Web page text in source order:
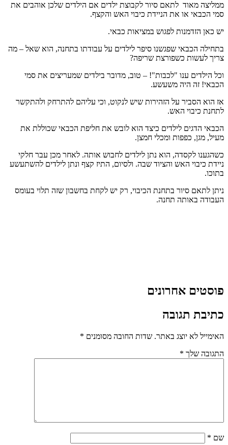
ממליצה מאוד לתאם סיור לקבוצת ילדים אם הילדים שלכן אוהבים את
סמי הכבאי או את הניידת כיבוי האש והקצף.
יש כאן הזדמנות לפגוש במציאות כבאי.
בתחילה הכבאי שפגשנו סיפר לילדים על עבודתו בתחנה, הוא שאל – מה
צריך לעשות כשפורצת שריפה?
וכל הילדים ענו "לכבות"! – טוב, מדובר בילדים שמעריצים את סמי
הכבאי! זה היה משעשע.
אז הוא הסביר על הזהירות שיש לנקוט, וכי עליהם להתרחק ולהתקשר
לתחנת כיבוי האש.
הכבאי הדגים לילדים כיצד הוא לובש את חליפת הכבאי שכוללת את
מעיל, מגן, כפפות ומכלי חמצן.
כשהגענו לקסדה, הוא נתן לילדים לחבוש אותה. לאחר מכן עבר חלקי
ניידת כיבוי האש והציוד שבה. ולסיום, התיז קצף ונתן לילדים להשתעשע
בתוכו.
ניתן לתאם סיור בתחנת הכיבוי, רק יש לקחת בחשבון שזה תלוי בעומס
העבודה באותה תחנה.
פוסטים אחרונים
כתיבת תגובה
האימייל לא יוצג באתר. שדות החובה מסומנים *
התגובה שלך *
שם *